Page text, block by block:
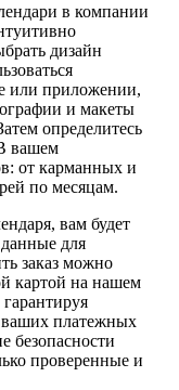
в компании
дизайн
или приложении,
и макеты
определитесь
вашем
от карманных и
по месяцам.
вам будет
для
заказ можно
картой на нашем
ваших платежных
безопасности
проверенные и